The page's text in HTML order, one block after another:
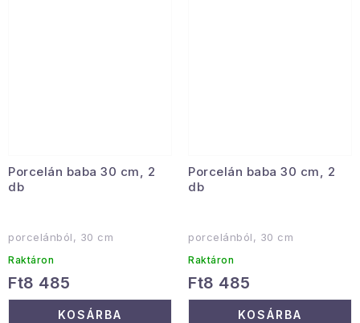
Porcelán baba 30 cm, 2
db
porcelánból, 30 cm
Raktáron
Ft8 485
KOSÁRBA
Porcelán baba 30 cm, 2
db
porcelánból, 30 cm
Raktáron
Ft8 485
KOSÁRBA